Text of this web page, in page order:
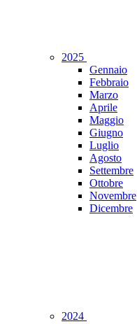
2025
Gennaio
Febbraio
Marzo
Aprile
Maggio
Giugno
Luglio
Agosto
Settembre
Ottobre
Novembre
Dicembre
2024